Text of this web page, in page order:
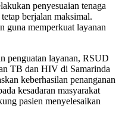
penyesuaian tenaga
berjalan maksimal.
guna memperkuat layanan
penguatan layanan, RSUD
TB dan HIV di Samarinda
keberhasilan penanganan
kesadaran masyarakat
pasien menyelesaikan